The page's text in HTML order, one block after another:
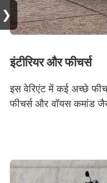
इंटीरियर और फीचर्स
इस वेरिएंट में कई अच्छे
फीचर्स और वॉयस कमांड
❯